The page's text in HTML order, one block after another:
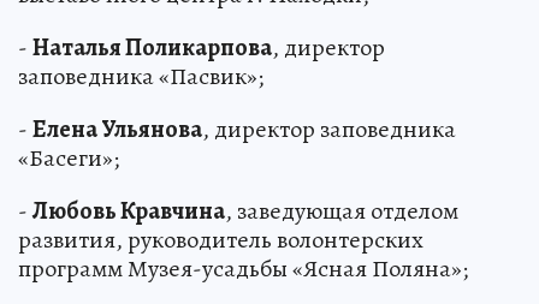
-Наталья Поликарпова, директор
заповедника «Пасвик»;
-Елена Ульянова, директор заповедника
«Басеги»;
-Любовь Кравчина, заведующая отделом
развития, руководитель волонтерских
программ Музея-усадьбы «Ясная Поляна»;